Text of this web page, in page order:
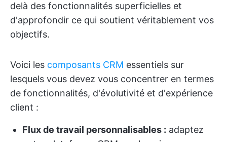
delà des fonctionnalités superficielles et
d'approfondir ce qui soutient véritablement vos
objectifs.
Voici les composants CRM essentiels sur
lesquels vous devez vous concentrer en termes
de fonctionnalités, d'évolutivité et d'expérience
client :
Flux de travail personnalisables : adaptez